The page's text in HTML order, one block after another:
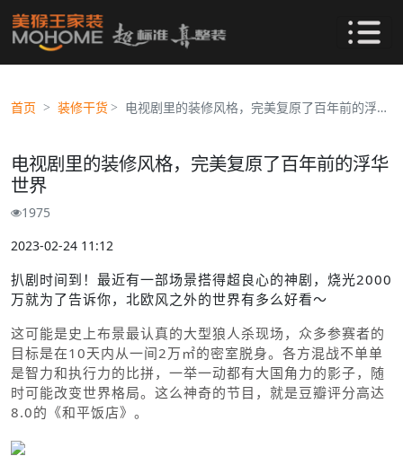
首页 装修干货 电视剧里的装修风格，完美复原了百年前的浮华世界
电视剧里的装修风格，完美复原了百年前的浮华
世界
1975
2023-02-24 11:12
扒剧时间到！最近有一部场景搭得超良心的神剧，烧光2000
万就为了告诉你，北欧风之外的世界有多么好看～
这可能是史上布景最认真的大型狼人杀现场，众多参赛者的
目标是在10天内从一间2万㎡的密室脱身。各方混战不单单
是智力和执行力的比拼，一举一动都有大国角力的影子，随
时可能改变世界格局。这么神奇的节目，就是豆瓣评分高达
8.0的《和平饭店》。